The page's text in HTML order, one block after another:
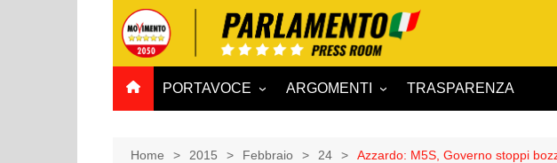
PORTAVOCE
SENATO
ARGOMENTI
Affari esteri
TRASPARENZA
Home 2015 Febbraio 24 Azzardo: M5S, Governo stoppi